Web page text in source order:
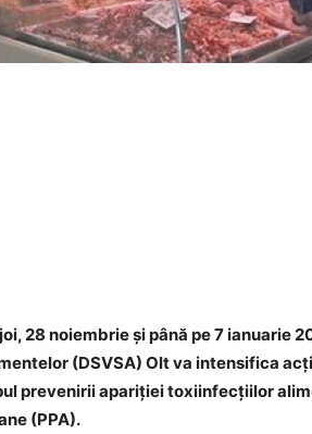
28 noiembrie și până pe 7 ianuarie
(DSVSA) Oltva intensifica
prevenirii apariţiei toxiinfecţiilor
(PPA).